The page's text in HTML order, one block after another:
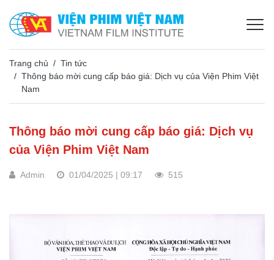
Trang chủ
Tin tức
Thông báo mời cung cấp báo giá: Dịch vụ của Viện Phim Việt
Nam
Thông báo mời cung cấp báo giá: Dịch vụ
của Viện Phim Việt Nam
Admin 01/04/2025 | 09:17 515